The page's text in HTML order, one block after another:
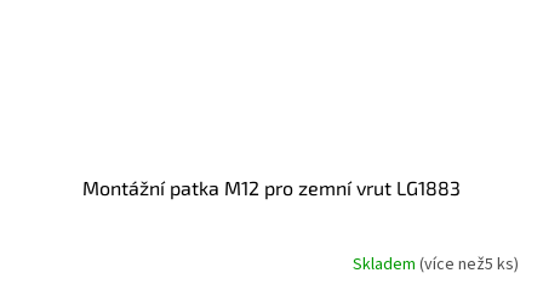
montážní patka M12 pro zemní vrut LG1883
Skladem (více než5 ks)